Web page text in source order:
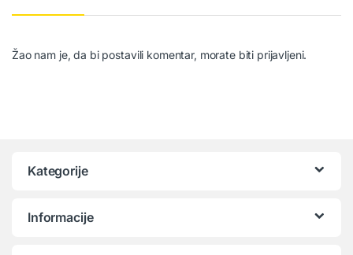
Žao nam je, da bi postavili komentar, morate biti prijavljeni.
Kategorije
Informacije